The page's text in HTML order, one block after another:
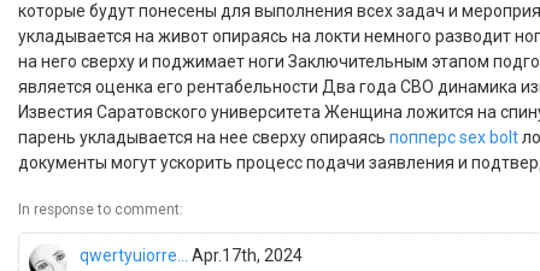
которые будут понесены для выполнения всех задач и
укладывается на живот опираясь на локти немного разводит
на него сверху и поджимает ноги Заключительным этапом
является оценка его рентабельности Два года СВО динамика
Известия Саратовского университета Женщина ложится на
парень укладывается на нее сверху опираясь попперс sex bolt
документы могут ускорить процесс подачи заявления и
In response to comment:
qwertyuiorre... Apr.17th, 2024